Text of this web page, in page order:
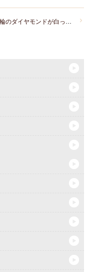
婚約指輪のダイヤモンドが白っぽくなりました。綺麗にできますか？